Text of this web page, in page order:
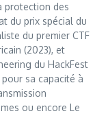
protection des
du prix spécial du
du premier CTF
(2023), et
du HackFest
sa capacité à
ou encore Le